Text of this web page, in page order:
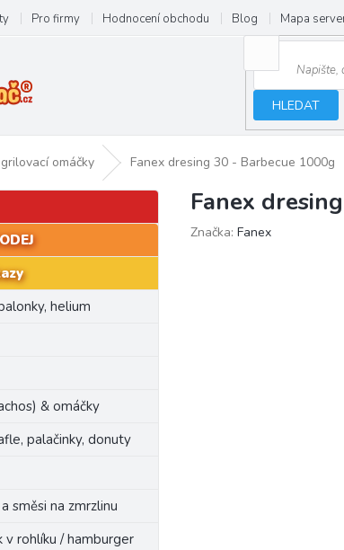
Pro firmy Hodnocení obchodu Blog Mapa
HLEDAT
omáčky Fanex dresing 30 - Barbecue 1000g
helium
& omáčky
palačinky, donuty
směsi na zmrzlinu
rohlíku / hamburger
Fanex
Značka: Fanex